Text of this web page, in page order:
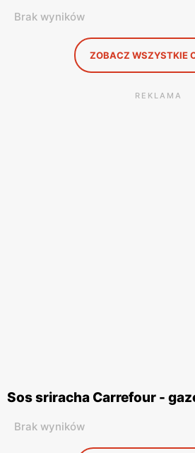
Brak wyników
ZOBACZ WSZYSTKIE
REKLAMA
Sos sriracha Carrefour -
Brak wyników